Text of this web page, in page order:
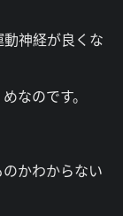
神経が良くな
なのです。
かわからない